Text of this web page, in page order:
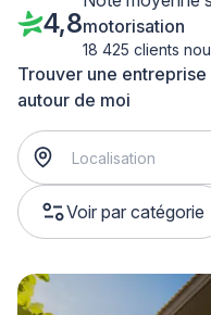
Trouver une entreprise
autour de moi
Voir par catégorie
4,8motorisation
18 425 clients